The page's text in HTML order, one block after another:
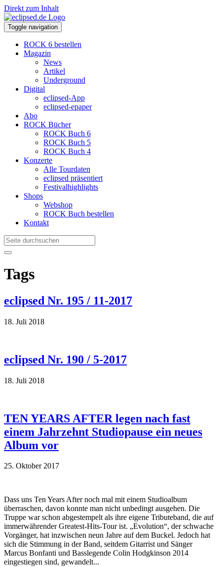
Direkt zum Inhalt
Toggle navigation
ROCK 6 bestellen
Magazin
News
Artikel
Underground
Digital
eclipsed-App
eclipsed-epaper
Abo
ROCK Bücher
ROCK Buch 6
ROCK Buch 5
ROCK Buch 4
Konzerte
Alle Tourdaten
eclipsed präsentiert
Festivalhighlights
Shops
Webshop
ROCK Buch bestellen
Kontakt
Tags
eclipsed Nr. 195 / 11-2017
18. Juli 2018
eclipsed Nr. 190 / 5-2017
18. Juli 2018
TEN YEARS AFTER legen nach fast
einem Jahrzehnt Studiopause ein neues
Album vor
25. Oktober 2017
Dass uns Ten Years After noch mal mit einem Studioalbum
überraschen, davon konnte man nicht unbedingt ausgehen. Die
Truppe war schon abgestempelt als ihre eigene Tributeband, die auf
immerwährender Greatest-Hits-Tour ist. „Evolution“, der schwache
Vorgänger, hat inzwischen neun Jahre auf dem Buckel. Jedoch hat
sich die Stimmung in der Band, seitdem Gitarrist und Sänger
Marcus Bonfanti und Basslegende Colin Hodgkinson 2014
eingestiegen sind, gewandelt...